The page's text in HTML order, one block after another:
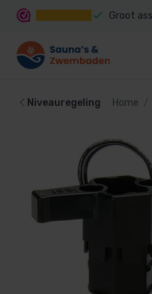
Groot
Niveauregeling Home